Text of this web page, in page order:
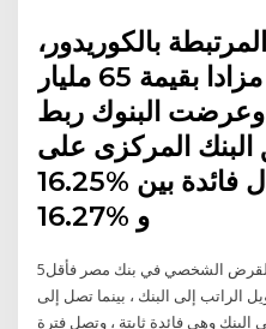
بالكوريدور،
طرح البنك المركزى مزادا بقيمة 65 مليار
56 يوما، وعرضت البنوك ربط
البنك المركزى على
قبول 70 مليارا بمعدل فائدة بين %16.25
و %16.27
5‏‏/6‏‏/1442 بعد الهجرة أما عن فائدة القرض الشخصي في بنك مصر فأقل
تحويل الراتب إلى البنك ، بينما تصل إلى
البنك وهي فائدة ثابتة ، وتصل فترة